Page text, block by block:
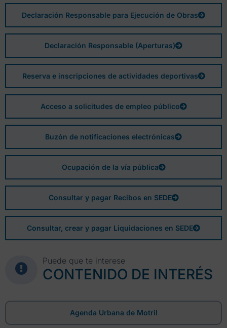
Declaración Responsable para Ejecución de Obras
Declaración Responsable (Aperturas)
Reserva e inscripciones de actividades deportivas
Acceso a solicitudes de empleo público
Buzón de notificaciones electrónicas
Ocupación de la vía pública
Consultar y pagar Recibos en SEDE
Consultar, crear y pagar Liquidaciones en SEDE
Puede que te interese
CONTENIDO DE INTERÉS
Agenda Urbana de Motril